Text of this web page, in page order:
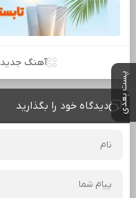
پست بعدی
آهنگ جدید
دیدگاه خود را بگذارید